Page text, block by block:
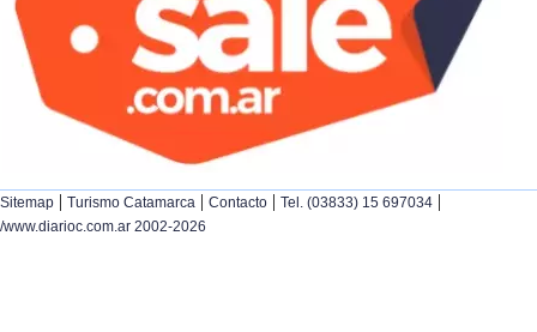
Sitemap | Turismo Catamarca | Contacto | Tel. (03833) 15 697034 |
/www.diarioc.com.ar 2002-2026